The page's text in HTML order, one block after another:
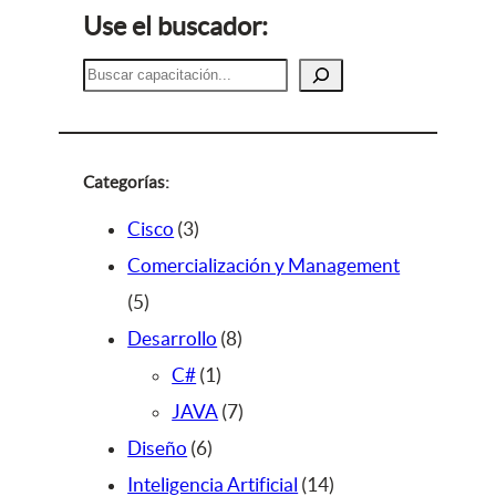
Use el buscador:
B
u
a
Categorías:
Cisco 33
p
o
d
u
c
t
Comercialización y Management
55
p
o
d
u
Desarrollo 88
r
d
C# 11
p
o
JAVA 77
r
Diseño 66
p
Inteligencia Artificial 141